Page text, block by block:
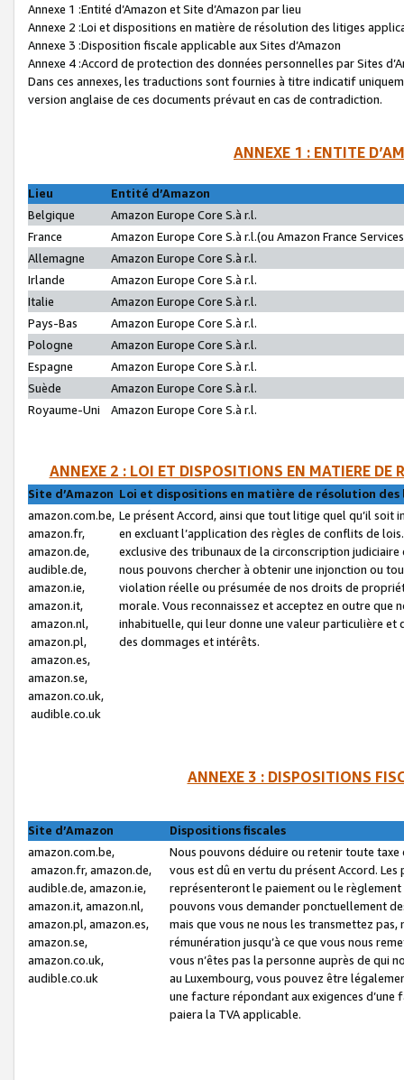
Annexe 1 :Entité d’Amazon et Site d’Amazon par lieu
Annexe 2 :Loi et dispositions en matière de résolution des litiges
Annexe 3 :Disposition fiscale applicable aux Sites d’Amazon
Annexe 4 :Accord de protection des données personnelles par Sites
Dans ces annexes, les traductions sont fournies à titre indicatif
version anglaise de ces documents prévaut en cas de contradiction.
ANNEXE 1 : ENTITE
Lieu
Entité d’Amazon
Belgique
Amazon Europe Core S.à r.l.
France
Amazon Europe Core S.à r.l.(ou Amazon France
Allemagne
Amazon Europe Core S.à r.l.
Irlande
Amazon Europe Core S.à r.l.
Italie
Amazon Europe Core S.à r.l.
Pays-Bas
Amazon Europe Core S.à r.l.
Pologne
Amazon Europe Core S.à r.l.
Espagne
Amazon Europe Core S.à r.l.
Suède
Amazon Europe Core S.à r.l.
Royaume-Uni
Amazon Europe Core S.à r.l.
ANNEXE 2 : LOI ET DISPOSITIONS EN MATIERE DE
Site d’Amazon Loi et dispositions en matière de résolution
amazon.com.be,
amazon.fr,
amazon.de,
audible.de,
amazon.ie,
amazon.it,
amazon.nl,
amazon.pl,
amazon.es,
amazon.se,
amazon.co.uk,
audible.co.uk
Le présent Accord, ainsi que tout litige quel qu’il soit
en excluant l’application des règles de conflits de
exclusive des tribunaux de la circonscription
nous pouvons chercher à obtenir une injonction ou
violation réelle ou présumée de nos droits de
morale. Vous reconnaissez et acceptez en outre que
inhabituelle, qui leur donne une valeur particulière
des dommages et intérêts.
ANNEXE 3 : DISPOSITIONS
Site d’Amazon
Dispositions fiscales
amazon.com.be,
amazon.fr, amazon.de,
audible.de, amazon.ie,
amazon.it, amazon.nl,
amazon.pl, amazon.es,
amazon.se,
amazon.co.uk,
audible.co.uk
Nous pouvons déduire ou retenir toute
vous est dû en vertu du présent Accord.
représenteront le paiement ou le
pouvons vous demander ponctuellement
mais que vous ne nous les transmettez
rémunération jusqu’à ce que vous nous
vous n’êtes pas la personne auprès de qui
au Luxembourg, vous pouvez être
une facture répondant aux exigences
paiera la TVA applicable.